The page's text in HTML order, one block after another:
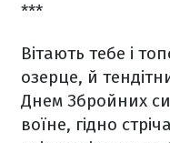
***
Вітають тебе і
озерце, й
Днем Збройних
воїне, гідно